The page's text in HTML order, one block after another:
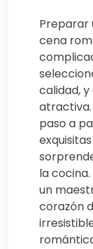
Preparar
cena
calidad,
paso a
la
un
corazón